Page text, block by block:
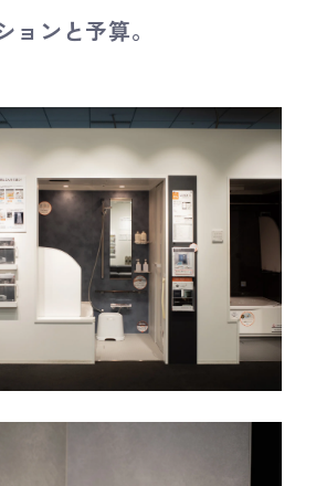
ョンと予算。